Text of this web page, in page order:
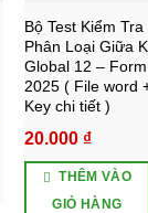
Bộ Test Kiểm Tra
Phân Loại Giữa
Global 12 – Form
2025 ( File word
Key chi tiết )
20.000 ₫
THÊM VÀO
GIỎ HÀNG